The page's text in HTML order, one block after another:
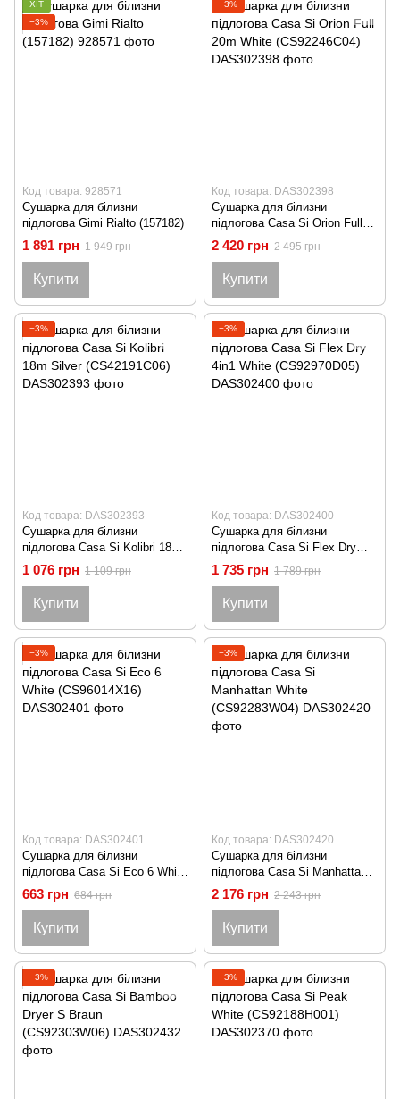
ХІТ
−3%
Код товара: 928571
Сушарка для білизни
підлогова Gimi Rialto (157182)
1 891 грн 1 949 грн
Купити
−3%
Код товара: DAS302398
Сушарка для білизни
підлогова Casa Si Orion Full
20m White (CS92246C04)
2 420 грн 2 495 грн
Купити
−3%
Код товара: DAS302393
Сушарка для білизни
підлогова Casa Si Kolibri 18m
Silver (CS42191C06)
1 076 грн 1 109 грн
Купити
−3%
Код товара: DAS302400
Сушарка для білизни
підлогова Casa Si Flex Dry
4in1 White (CS92970D05)
1 735 грн 1 789 грн
Купити
−3%
Код товара: DAS302401
Сушарка для білизни
підлогова Casa Si Eco 6 White
(CS96014X16)
663 грн 684 грн
Купити
−3%
Код товара: DAS302420
Сушарка для білизни
підлогова Casa Si Manhattan
White (CS92283W04)
2 176 грн 2 243 грн
Купити
−3% −3%